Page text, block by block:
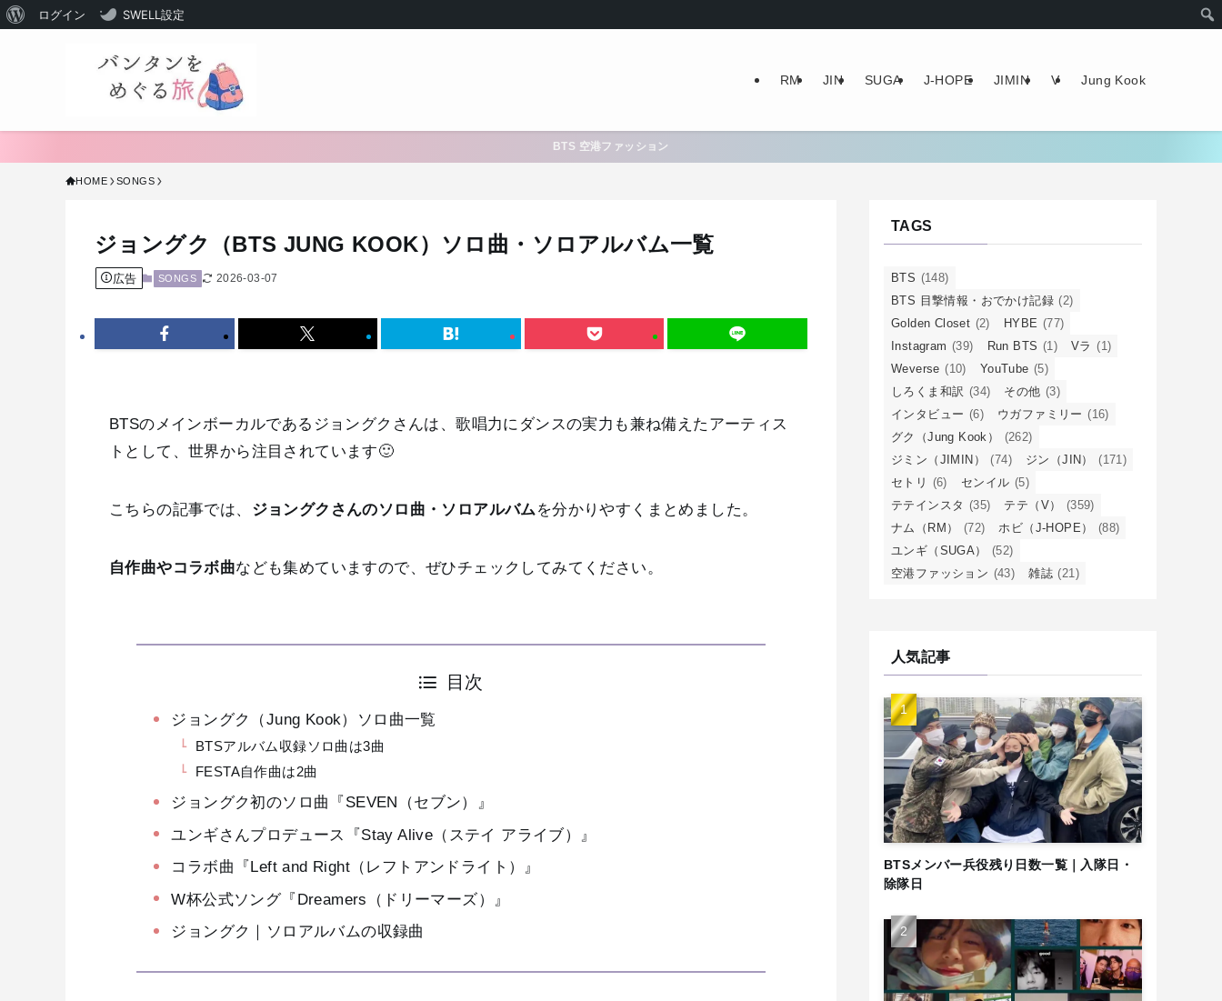
WordPress
て
ログイン SWELL設定
RM JIN SUGA J-HOPE JIMIN V Jung Kook
BTS 空港ファッション
HOME SONGS
ジョングク（BTS JUNG KOOK）ソロ曲・ソロアルバム一覧
広告 SONGS 2026-03-07
BTSのメインボーカルであるジョングクさんは、歌唱力にダンスの実力も兼ね備えたアーティス
トとして、世界から注目されています🙂
こちらの記事では、 ジョングクさんのソロ曲・ソロアルバムを分かりやすくまとめました。
自作曲やコラボ曲なども集めていますので、ぜひチェックしてみてください。
目次
ジョングク（Jung Kook）ソロ曲一覧
BTSアルバム収録ソロ曲は3曲
FESTA自作曲は2曲
ジョングク初のソロ曲『SEVEN（セブン）』
ユンギさんプロデュース『Stay Alive（ステイ アライブ）』
コラボ曲『Left and Right（レフトアンドライト）』
W杯公式ソング『Dreamers（ドリーマーズ）』
ジョングク｜ソロアルバムの収録曲
TAGS
BTS (148)
BTS 目撃情報・おでかけ記録 (2)
Golden Closet (2) HYBE (77)
Instagram (39) Run BTS (1) Vラ (1)
Weverse (10) YouTube (5)
しろくま和訳 (34) その他 (3)
インタビュー (6) ウガファミリー (16)
グク（Jung Kook）
(262)
ジミン（JIMIN）
(74) ジン（JIN）
(171)
セトリ (6) センイル (5)
テテインスタ (35) テテ（V）
(359)
ナム（RM）
(72) ホビ（J-HOPE）
(88)
ユンギ（SUGA）
(52)
空港ファッション (43) 雑誌 (21)
人気記事
BTSメンバー兵役残り日数一覧｜入隊日・
除隊日